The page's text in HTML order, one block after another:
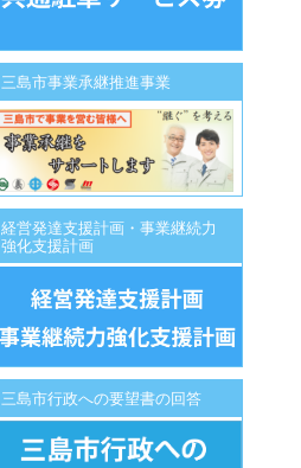
三島市事業承継推進事業
経営発達支援計画・事業継続力
強化支援計画
三島市行政への要望書の回答